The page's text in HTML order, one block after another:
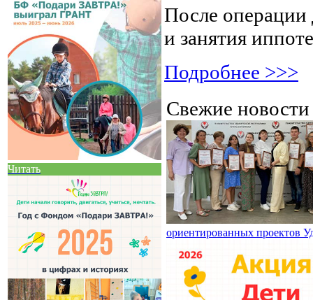
Читать
После операции
и занятия
Подробнее >>>
Свежие
ориентированных проектов